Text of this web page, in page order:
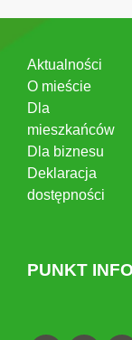
Aktualności
O mieście
Dla
mieszkańców
Dla biznesu
Deklaracja
dostępności
PUNKT